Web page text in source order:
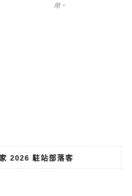
用。
2026 駐站部落客